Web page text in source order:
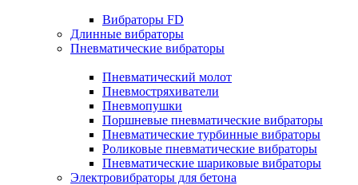
Вибраторы FD
Длинные вибраторы
Пневматические вибраторы
Пневматический молот
Пневмостряхиватели
Пневмопушки
Поршневые пневматические вибраторы
Пневматические турбинные вибраторы
Роликовые пневматические вибраторы
Пневматические шариковые вибраторы
Электровибраторы для бетона